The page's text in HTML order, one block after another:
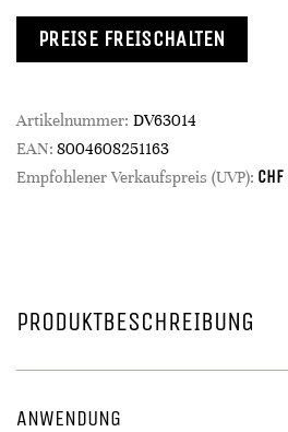
PREISE FREISCHALTEN
Artikelnummer: DV63014
EAN: 8004608251163
Empfohlener Verkaufspreis (UVP): CHF
PRODUKTBESCHREIBUNG
ANWENDUNG